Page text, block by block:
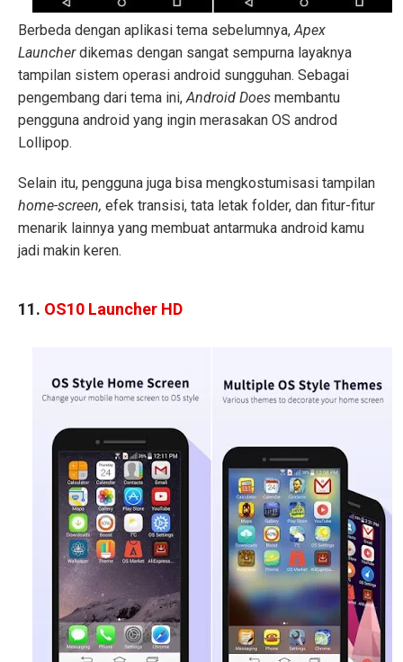
Berbeda dengan aplikasi tema sebelumnya,Apex
Launcherdikemas dengan sangat sempurna layaknya
tampilan sistem operasi android sungguhan. Sebagai
pengembang dari tema ini,Android Does membantu
pengguna android yang ingin merasakan OS androd
Lollipop.
Selain itu, pengguna juga bisa mengkostumisasi tampilan
home-screen, efek transisi, tata letak folder, dan fitur-fitur
menarik lainnya yang membuat antarmuka android kamu
jadi makin keren.
11. OS10 Launcher HD